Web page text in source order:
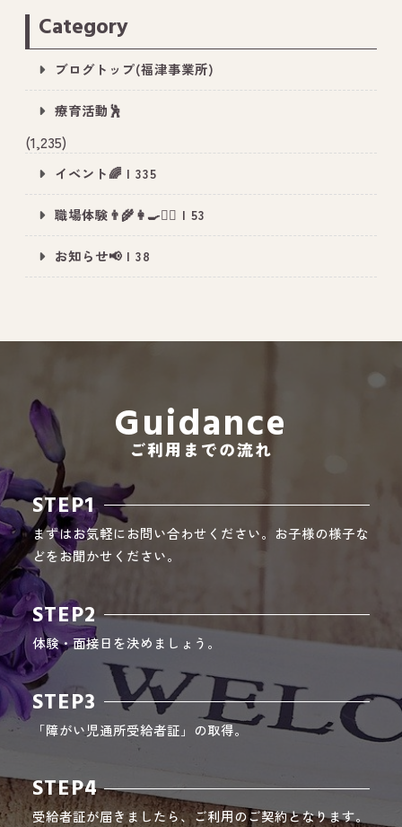
－ 鳥栖事業所のブログ
All Peace｜オールピース
Instagram 事業所紹介動画
CEO BLOG
Category
ブログトップ(福津事業所)
療育活動🕺
(1,235)
イベント🌈 | 335
職場体験👨‍🌾👩‍🍳👮‍♂️ | 53
お知らせ📢 | 38
Guidance
ご利用までの流れ
STEP1
まずはお気軽にお問い合わせください。お子様の様子な
どをお聞かせください。
STEP2
体験・面接日を決めましょう。
STEP3
「障がい児通所受給者証」の取得。
STEP4
受給者証が届きましたら、ご利用のご契約となります。